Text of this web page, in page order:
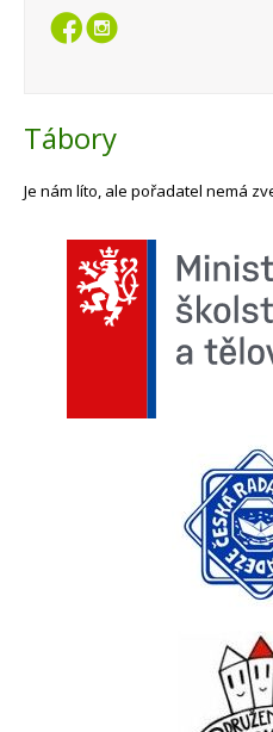
Tábory
Je nám líto, ale pořadatel nemá